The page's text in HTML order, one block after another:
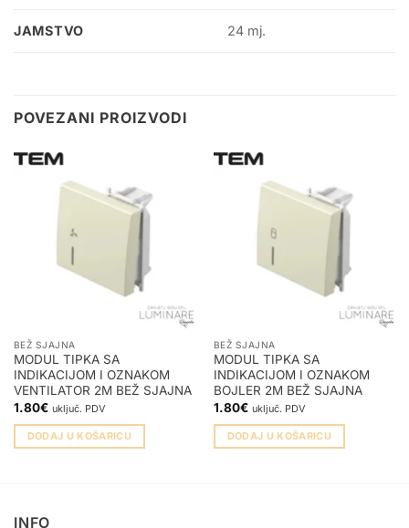
JAMSTVO 24 mj.
POVEZANI PROIZVODI
BEŽ SJAJNA
MODUL TIPKA SA
INDIKACIJOM I OZNAKOM
VENTILATOR 2M BEŽ SJAJNA
1.80€ uključ. PDV
DODAJ U KOŠARICU
BEŽ SJAJNA
MODUL TIPKA SA
INDIKACIJOM I OZNAKOM
BOJLER 2M BEŽ SJAJNA
1.80€ uključ. PDV
DODAJ U KOŠARICU
INFO